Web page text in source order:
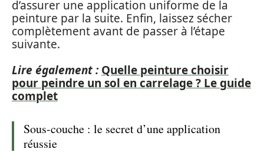
d’assurer une application uniforme de la
peinture par la suite. Enfin, laissez sécher
complètement avant de passer à l’étape
suivante.
Lire également : Quelle peinture choisir
pour peindre un sol en carrelage ? Le guide
complet
Sous-couche : le secret d’une application
réussie